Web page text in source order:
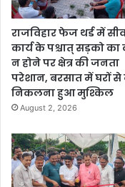
राजविहार फेज थर्ड में
कार्य के पश्चात् सड़को का
न होने पर क्षेत्र की जनता
परेशान, बरसात में घरों से
निकलना हुआ मुश्किल
August 2, 2026